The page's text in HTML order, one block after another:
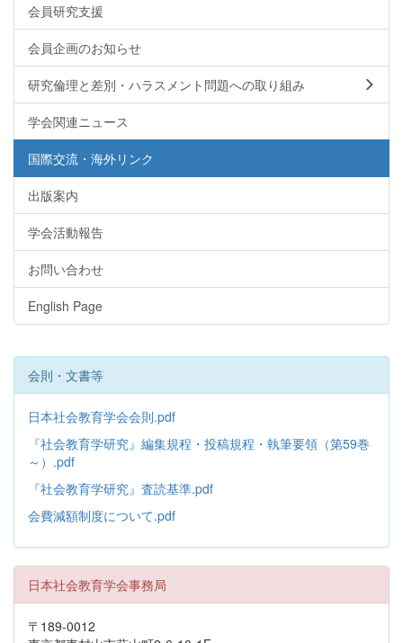
会員研究支援
会員企画のお知らせ
研究倫理と差別・ハラスメント問題への取り組み
学会関連ニュース
国際交流・海外リンク
出版案内
学会活動報告
お問い合わせ
English Page
会則・文書等
日本社会教育学会会則.pdf
『社会教育学研究』編集規程・投稿規程・執筆要領（第59巻
～）.pdf
『社会教育学研究』査読基準.pdf
会費減額制度について.pdf
日本社会教育学会事務局
〒189-0012